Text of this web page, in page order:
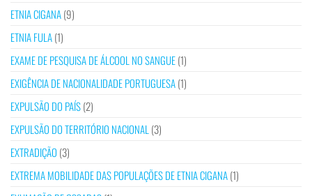
ETNIA CIGANA(9)
ETNIA FULA(1)
EXAME DE PESQUISA DE ÁLCOOL NO SANGUE(1)
EXIGÊNCIA DE NACIONALIDADE PORTUGUESA(1)
EXPULSÃO DO PAÍS(2)
EXPULSÃO DO TERRITÓRIO NACIONAL (3)
EXTRADIÇÃO (3)
EXTREMA MOBILIDADE DAS POPULAÇÕES DE ETNIA CIGANA(1)